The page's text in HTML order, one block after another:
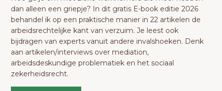
dan alleen een griepje? In dit gratis E-book editie 2026
behandel ik op een praktische manier in 22 artikelen de
arbeidsrechtelijke kant van verzuim. Je leest ook
bijdragen van experts vanuit andere invalshoeken. Denk
aan artikelen/interviews over mediation,
arbeidsdeskundige problematiek en het sociaal
zekerheidsrecht.